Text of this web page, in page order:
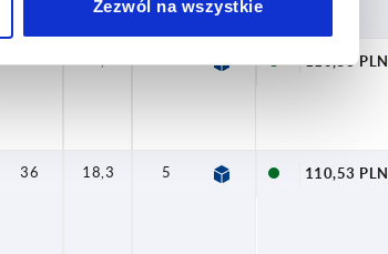
Zezwól na wszystkie
36 18,3 4 13,8 96 60
110,53 PLN
36 18,3 5 16,3 96 60
110,53 PLN